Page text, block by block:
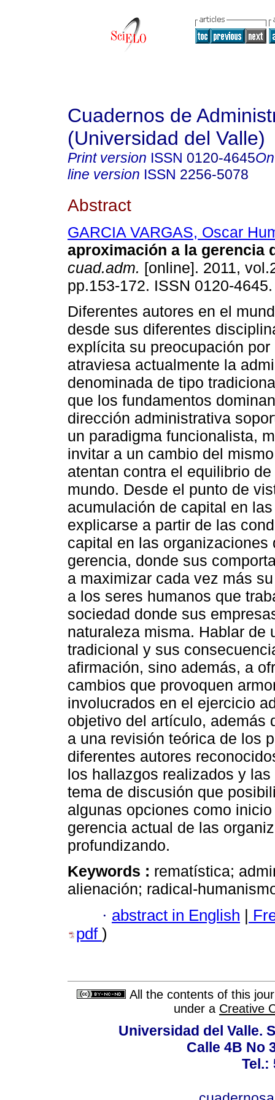
Cuadernos de
(Universidad del Valle)
Print version ISSN 0120-4645
line version ISSN 2256-5078
Abstract
GARCIA VARGAS, Oscar
aproximación a la gerencia
cuad.adm. [online]. 2011,
pp.153-172. ISSN 0120-4645.
Diferentes autores en el
desde sus diferentes
explícita su preocupación
atraviesa actualmente la
denominada de tipo
que los fundamentos
dirección administrativa
un paradigma funcionalista,
invitar a un cambio del
atentan contra el equilibrio
mundo. Desde el punto de
acumulación de capital en
explicarse a partir de las
capital en las
gerencia, donde sus
a maximizar cada vez más
a los seres humanos que
sociedad donde sus
naturaleza misma. Hablar de
tradicional y sus
afirmación, sino además, a
cambios que provoquen
involucrados en el ejercicio
objetivo del artículo, además
a una revisión teórica de los
diferentes autores
los hallazgos realizados y
tema de discusión que
algunas opciones como
gerencia actual de las
profundizando.
Keywords : rematística;
alienación; radical-
· abstract in English |
pdf )
All the contents of this
under a Creative
Universidad del Valle.
Calle 4B No
Tel.: